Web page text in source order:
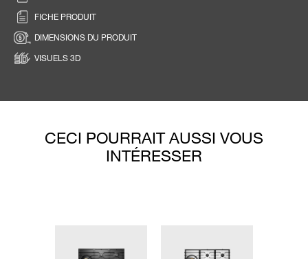
FICHE PRODUIT
DIMENSIONS DU PRODUIT
VISUELS 3D
CECI POURRAIT AUSSI VOUS
INTÉRESSER